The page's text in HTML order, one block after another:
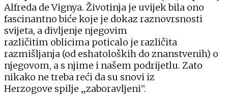
Alfreda de Vignya. Životinja je uvijek bila ono
fascinantno biće koje je dokaz raznovrsnosti
svijeta, a divljenje njegovim
različitim oblicima poticalo je različita
razmišljanja (od eshatoloških do znanstvenih) o
njegovom, a s njime i našem podrijetlu. Zato
nikako ne treba reći da su snovi iz
Herzogove spilje „zaboravljeni“.